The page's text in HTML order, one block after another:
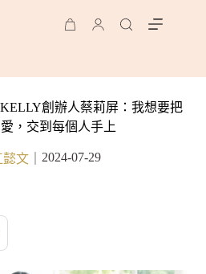
創辦人蔡莉屏：我想要把
，交到每個人手上
懿文 2024-07-29